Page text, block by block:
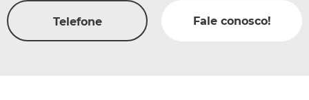
Telefone Fale conosco!